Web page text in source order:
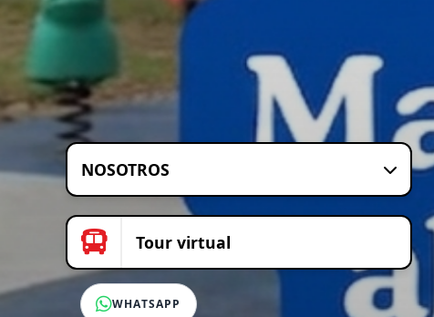
NOSOTROS
Tour virtual
WHATSAPP